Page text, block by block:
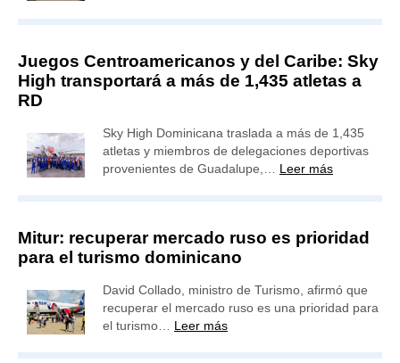
Juegos Centroamericanos y del Caribe: Sky
High transportará a más de 1,435 atletas a
RD
Sky High Dominicana traslada a más de 1,435
atletas y miembros de delegaciones deportivas
provenientes de Guadalupe,… Leer más
Mitur: recuperar mercado ruso es prioridad
para el turismo dominicano
David Collado, ministro de Turismo, afirmó que
recuperar el mercado ruso es una prioridad para
el turismo… Leer más